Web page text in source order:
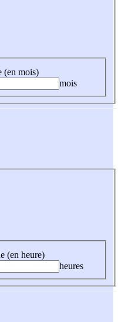
(en mois)
mois
(en heure)
heures